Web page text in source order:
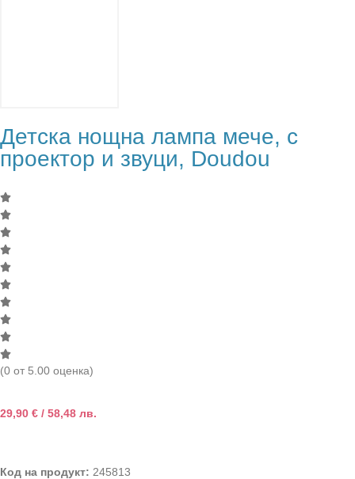
Детска нощна лампа мече, с
проектор и звуци, Doudou
(0 от 5.00 оценка)
29,90 € / 58,48 лв.
Код на продукт: 245813